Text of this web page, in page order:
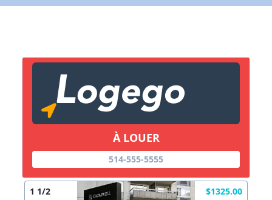
À LOUER
514-555-5555
1 1/2 $1325.00
Autre
X Fermer
Lien vers inscription (sera inclus dans courriel)
Copier lien